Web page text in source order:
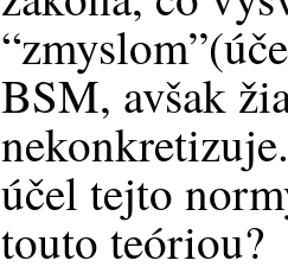
BSM, avšak
účel tejto
touto teóriou?